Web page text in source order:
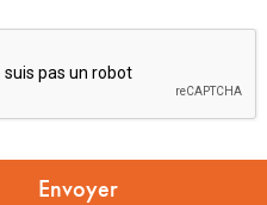
Envoyer